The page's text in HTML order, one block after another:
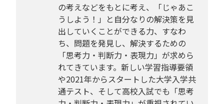
の考えなどをもとに考え、「じゃあこ
うしよう！」と自分なりの解決策を見
出していくことができる力、すなわ
ち、問題を発見し、解決するための
「思考力・判断力・表現力」が求めら
れてきています。新しい学習指導要領
や2021年からスタートした大学入学共
通テスト、そして高校入試でも「思考